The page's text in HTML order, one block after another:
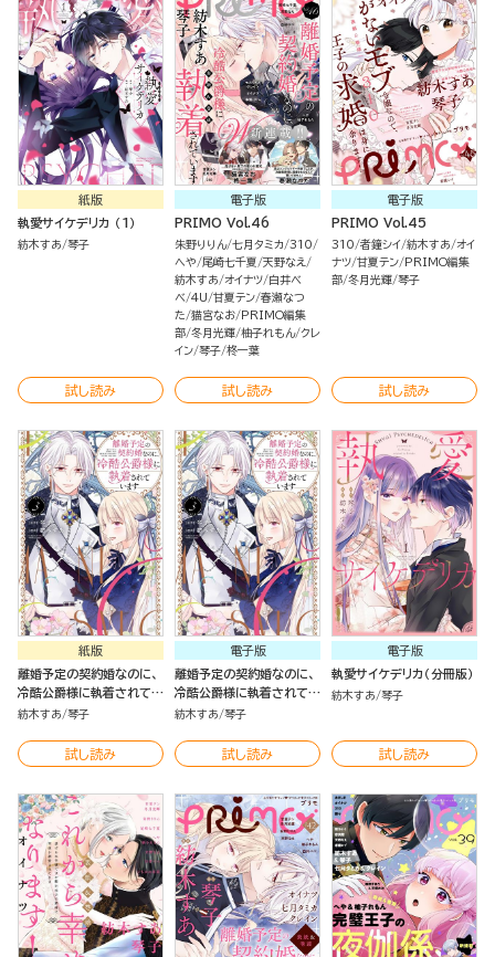
紙版
執愛サイケデリカ （1）
紡木すあ 琴子
試し読み
電子版
PRIMO Vol.46
朱野りりん 七月タミカ 310
へや 尾崎七千夏 天野なえ
紡木すあ オイナツ 白井べ
べ 4U 甘夏テン 春瀬なつ
た 猫宮なお
PRIMO編集
部 冬月光輝 柚子れもん クレ
イン 琴子 柊一葉
試し読み
電子版
PRIMO Vol.45
310 者鐘シイ 紡木すあ オイ
ナツ 甘夏テン
PRIMO編集
部 冬月光輝 琴子
試し読み
紙版
離婚予定の契約婚なのに、
冷酷公爵様に執着されてい
ます （3）
紡木すあ 琴子
試し読み
電子版
離婚予定の契約婚なのに、
冷酷公爵様に執着されてい
ます （3）
紡木すあ 琴子
試し読み
電子版
執愛サイケデリカ（分冊版）
紡木すあ 琴子
試し読み